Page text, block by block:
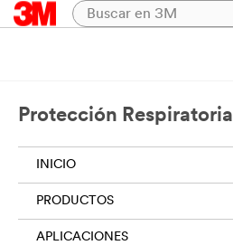
Protección Respiratoria
INICIO
PRODUCTOS
APLICACIONES